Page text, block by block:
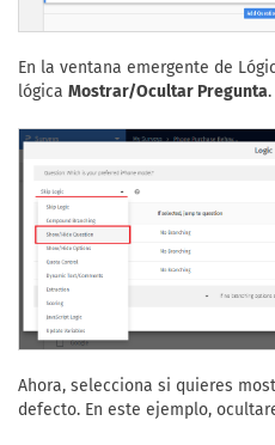
En la ventana emergente de
lógica Mostrar/Ocultar Pregunta.
Ahora, selecciona si quieres
defecto. En este ejemplo,